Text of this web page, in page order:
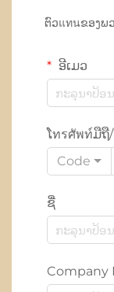
ຕົວแทนຂອງພ
ອີເມວ
ໂทรศัพท์ມືຖື
Code
ຊື່
Company